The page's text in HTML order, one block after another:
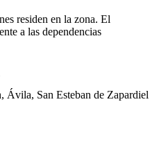
residen en la zona. El
a las dependencias
Ávila, San Esteban de Zapardiel